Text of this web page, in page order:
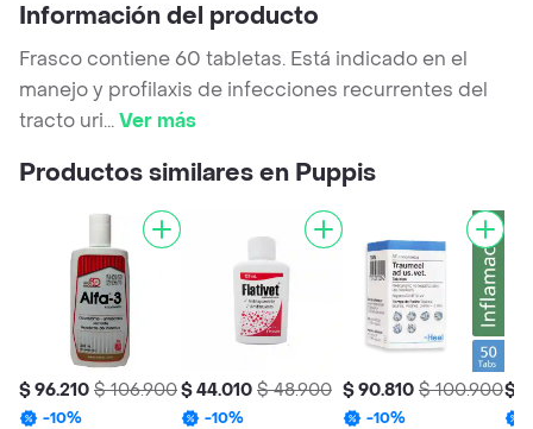
Información del producto
Frasco contiene 60 tabletas. Está indicado en el
manejo y profilaxis de infecciones recurrentes del
tracto uri...Ver más
Productos similares en Puppis
$ 96.210 $ 106.900
-10%
$ 44.010 $ 48.900
-10%
$ 90.810 $ 100.900
-10%
$